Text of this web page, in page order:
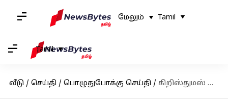
மேலும் Tamil
Tamil
வீடு / செய்தி / பொழுதுபோக்கு செய்தி / கிறிஸ்துமஸ் ஸ்பெஷல் - ஏலியன் புகைப்படம் வெளியிட்டு வாழ்த்து தெரிவித்தார் சிவகார்த்திகேயன்